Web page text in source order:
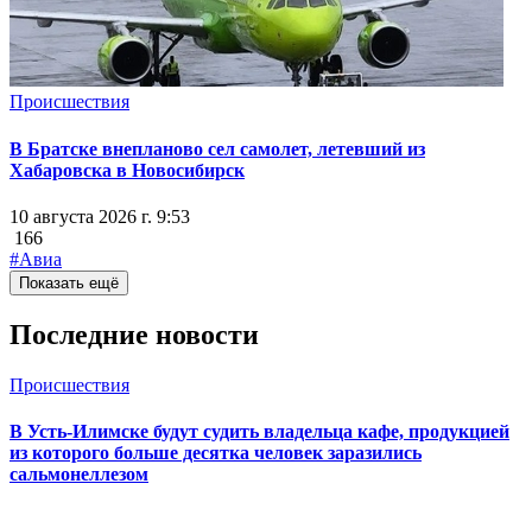
Происшествия
В Братске внепланово сел самолет, летевший из
Хабаровска в Новосибирск
10 августа 2026 г. 9:53
166
#Авиа
Показать ещё
Последние новости
Происшествия
В Усть-Илимске будут судить владельца кафе, продукцией
из которого больше десятка человек заразились
сальмонеллезом